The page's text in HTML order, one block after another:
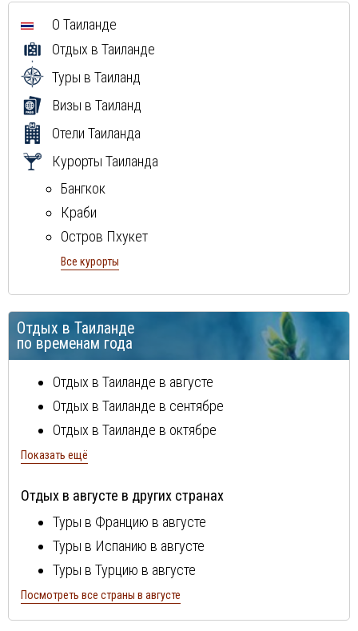
О Таиланде
Отдых в Таиланде
Туры в Таиланд
Визы в Таиланд
Отели Таиланда
Курорты Таиланда
Бангкок
Краби
Остров Пхукет
Остров Самуи
Все курорты
Отдых в Таиланде
по временам года
Отдых в Таиланде в августе
Отдых в Таиланде в сентябре
Отдых в Таиланде в октябре
Отдых в Таиланде в ноябре
Отдых в Таиланде в январе
Отдых в Таиланде в феврале
Отдых в Таиланде в марте
Отдых в Таиланде в апреле
Отдых в Таиланде в мае
Отдых в Таиланде в июне
Показать ещё
Отдых в августе в других странах
Туры в Францию в августе
Туры в Испанию в августе
Туры в Турцию в августе
Туры в Болгарию в августе
Туры в Португалию в августе
Посмотреть все страны в августе